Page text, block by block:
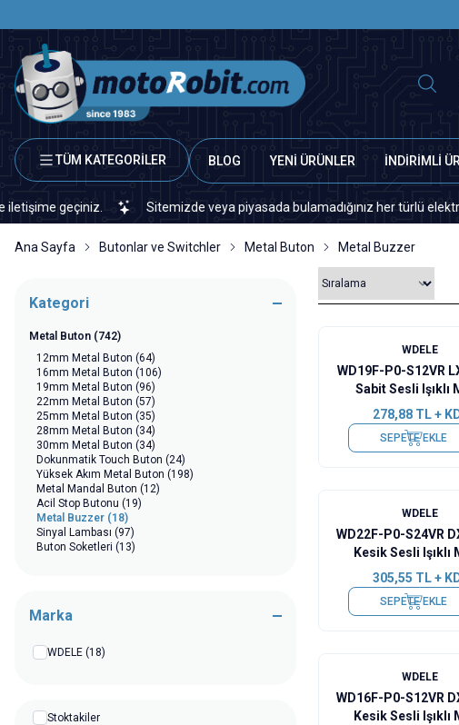
TÜM KATEGORİLER BLOG YENİ ÜRÜNLER İNDİRİMLİ
geçiniz. Sitemizde veya piyasada bulamadığınız her türlü
Ana Sayfa Butonlar ve Switchler Metal Buton Metal Buzzer
Kategori
Metal Buton (742)
12mm Metal Buton (64)
16mm Metal Buton (106)
19mm Metal Buton (96)
22mm Metal Buton (57)
25mm Metal Buton (35)
28mm Metal Buton (34)
30mm Metal Buton (34)
Dokunmatik Touch Buton (24)
Yüksek Akım Metal Buton (198)
Metal Mandal Buton (12)
Acil Stop Butonu (19)
Metal Buzzer (18)
Sinyal Lambası (97)
Buton Soketleri (13)
Marka
WDELE (18)
Stoktakiler
WDELE
WD19F-P0-S12VR
Sabit Sesli Işıklı
Buzzer - 12V
278,88TL +
SEPETE EKLE
WDELE
WD22F-P0-S24VR
Kesik Sesli Işıklı
Buzzer - 24V
305,55 TL +
SEPETE EKLE
WDELE
WD16F-P0-S12VR
Kesik Sesli Işıklı